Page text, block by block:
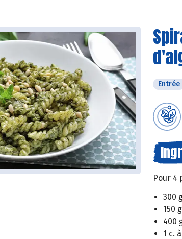
Entrée
Pour 4
300
150
400
1 c.